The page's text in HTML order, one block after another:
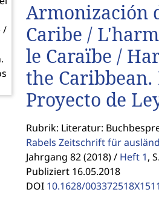
Armonización
Caribe /
le Caraïbe /
the
Proyecto de
Rubrik: Literatur:
Rabels Zeitschrift für
Jahrgang 82 (2018) / Heft 1,
Publiziert 16.05.2018
DOI 10.1628/